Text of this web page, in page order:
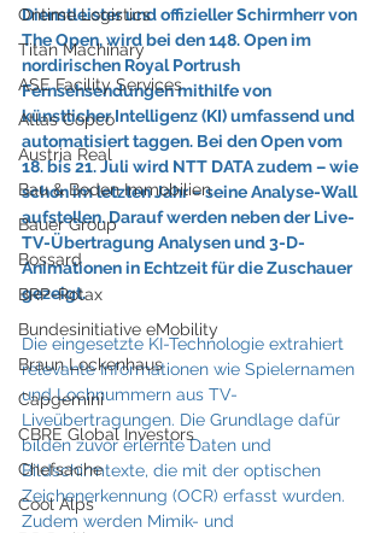
Ontime Logistics
Titan Machinary
ASE Facility Services
Atlas Copco
Austria Real
Bau & Boden Immobilien
Bauer Group
Bossard
BRP-Rotax
Bundesinitiative eMobility
Braun Lockenhaus
Capgemini
CBRE Global Investors
Chefsache
Cool Alps
Dienstleister und offizieller Schirmherr von
The Open, wird bei den 148. Open im
nordirischen Royal Portrush
Fernsehsendungen mithilfe von
künstlicher Intelligenz (KI) umfassend und
automatisiert taggen. Bei den Open vom
18. bis 21. Juli wird NTT DATA zudem – wie
schon im letzten Jahr – seine Analyse-Wall
aufstellen. Darauf werden neben der Live-
TV-Übertragung Analysen und 3-D-
Animationen in Echtzeit für die Zuschauer
gezeigt.
Die eingesetzte KI-Technologie extrahiert
relevante Informationen wie Spielernamen
und Lochnummern aus TV-
Liveübertragungen. Die Grundlage dafür
bilden zuvor erlernte Daten und
Bildschirmtexte, die mit der optischen
Zeichenerkennung (OCR) erfasst wurden.
Zudem werden Mimik- und